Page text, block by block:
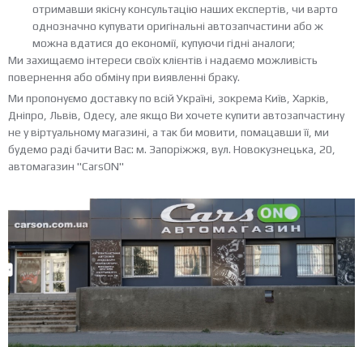
отримавши якісну консультацію наших експертів, чи варто
однозначно купувати оригінальні автозапчастини або ж
можна вдатися до економії, купуючи гідні аналоги;
Ми захищаємо інтереси своїх клієнтів і надаємо можливість
повернення або обміну при виявленні браку.
Ми пропонуємо доставку по всій Україні, зокрема Київ, Харків,
Дніпро, Львів, Одесу, але якщо Ви хочете купити автозапчастину
не у віртуальному магазині, а так би мовити, помацавши її, ми
будемо раді бачити Вас: м. Запоріжжя, вул. Новокузнецька, 20,
автомагазин "CarsON"